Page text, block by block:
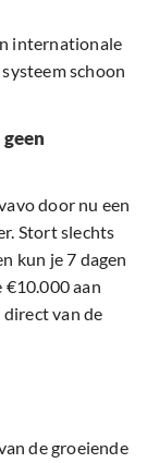
internationale
schoon
door nu een
Stort slechts
kun je 7 dagen
€10.000 aan
van de
de groeiende